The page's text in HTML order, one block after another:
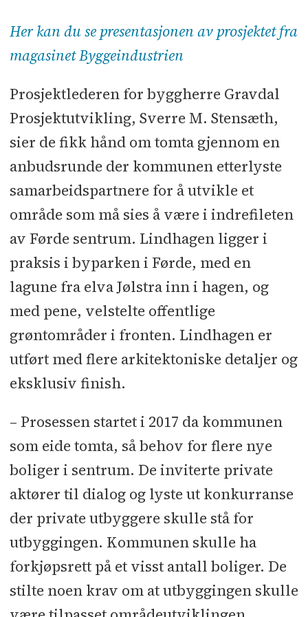
Byggherre:Gravdal
Prosjektutvikling
Arkitekt, landskapsarkitekt:
Nordplan
Totalentreprenør:Gravdal Bygg
Areal: 2.400 m2 BRA bolig
Kostnad:150 millioner kroner
(salgssum boliger)
Rådgivende ingeniører: RIBr:
Nordplan
RIB, RIG: Sæle
RIV, RIE:
Caverion
Underentreprenører og
leverandører:
lVA-anlegg, rørlegger, elektro:
CaverionlVentilasjon: Systemairl
Grunnarbeid: Magne Hafstadl
Dørautomatikk: BravidalLettak: Lett-
Tak SystemerlTaktekking og
membraner: Skårhaug Taktekkl
Glassfasader, utvendige dører:
Holvik GlaslRekkverk: Hornnes
AgenturerlMaler, flis, belegg: Maler
Her kan du se presentasjonen av prosjektet fra
magasinet Byggeindustrien
Prosjektlederen for byggherre Gravdal
Prosjektutvikling, Sverre M. Stensæth,
sier de fikk hånd om tomta gjennom en
anbudsrunde der kommunen etterlyste
samarbeidspartnere for å utvikle et
område som må sies å være i indrefileten
av Førde sentrum. Lindhagen ligger i
praksis i byparken i Førde, med en
lagune fra elva Jølstra inn i hagen, og
med pene, velstelte offentlige
grøntområder i fronten. Lindhagen er
utført med flere arkitektoniske detaljer og
eksklusiv finish.
– Prosessen startet i 2017 da kommunen
som eide tomta, så behov for flere nye
boliger i sentrum. De inviterte private
aktører til dialog og lyste ut konkurranse
der private utbyggere skulle stå for
utbyggingen. Kommunen skulle ha
forkjøpsrett på et visst antall boliger. De
stilte noen krav om at utbyggingen skulle